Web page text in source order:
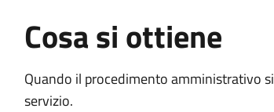
Cosa si ottiene
Quando il procedimento amministrativo
servizio.